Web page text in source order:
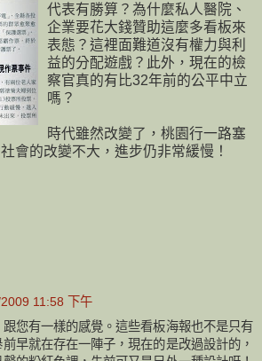
代表有勝算？為什麼私人醫院、
企業要花大錢贊助這麼多看板來
表態？這裡面難道沒有權力與利
益的分配遊戲？此外，現在的檢
察官真的有比32年前的公平中立
嗎？
時代雖然改變了，桃園行一路塞
會的改變不大，進步仍非常緩慢！
11:58 下午
您有一樣的感覺。這些看板海報也不是只有
早就在存在一陣子，現在的是改過設計的，